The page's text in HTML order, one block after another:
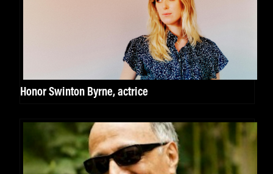
Honor Swinton Byrne, actrice